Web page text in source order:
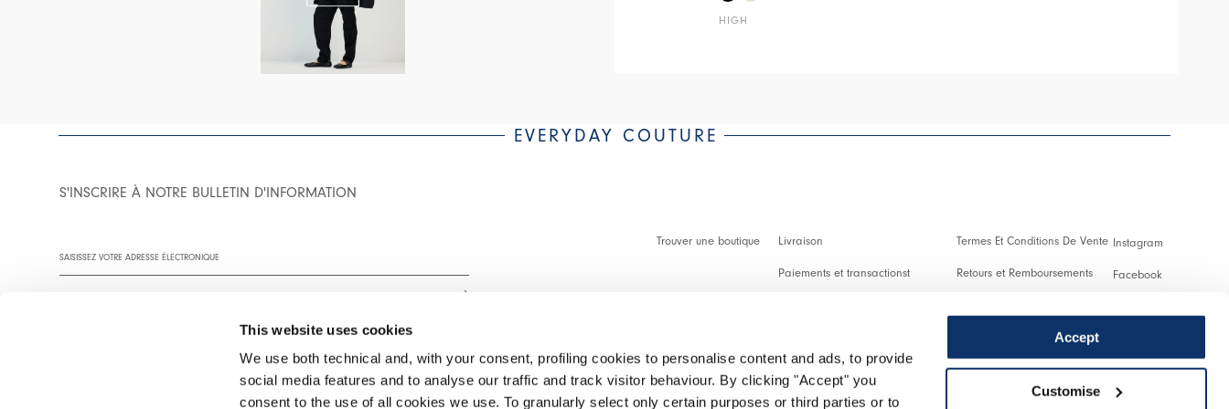
This website uses cookies
We use both technical and, with your consent, profiling cookies to personalise content and ads, to provide
social media features and to analyse our traffic and track visitor behaviour. By clicking "Accept" you
consent to the use of all cookies we use. To granularly select only certain purposes or third parties or to
Accept
Customise
HIGH
EVERYDAY COUTURE
S'INSCRIRE À NOTRE BULLETIN D'INFORMATION
Vous êtes invité à lire notre politique de confidentialité dans son intégralité.
Trouver une boutique Livraison
Paiements et transactionst
Effectuer un retour
Termes Et Conditions De Vente
Retours et Remboursements
Cookies
Instagram
Facebook
Twitter
Spotify